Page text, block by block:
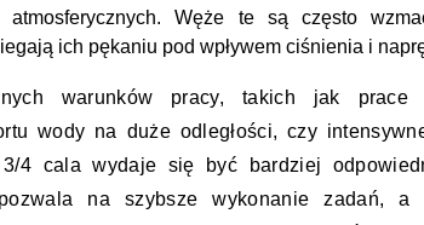
atmosferycznych. Węże te są często
ich pękaniu pod wpływem ciśnienia i
warunków pracy, takich jak prace
wody na duże odległości, czy
3/4 cala wydaje się być bardziej
na szybsze wykonanie zadań, a